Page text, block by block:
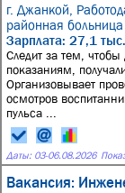
г. Джанкой,
районная больница
Зарплата: 27,1
Следит за тем,
показаниям,
Организовывает
осмотров
пульса ...
Даты: 03-06.08.2026
Вакансия: